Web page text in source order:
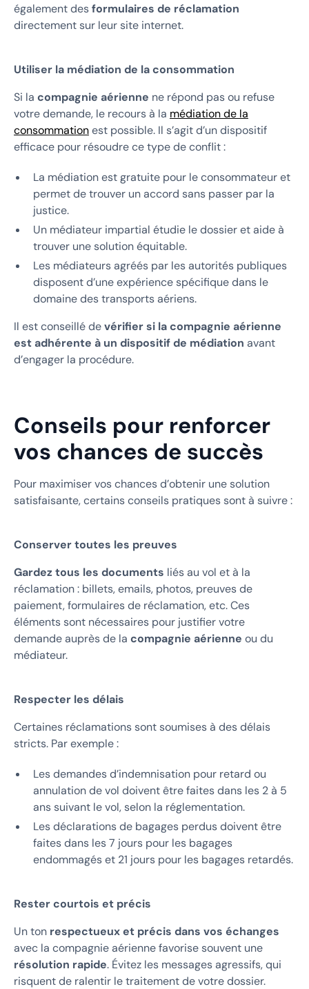
également desformulaires de réclamation
directement sur leur site internet.
Utiliser la médiation de la consommation
Si la compagnie aérienne ne répond pas ou refuse
votre demande, le recours à la médiation de la
consommationest possible. Il s’agit d’un dispositif
efficace pour résoudre ce type de conflit :
La médiation est gratuite pour le consommateur et
permet de trouver un accord sans passer par la
justice.
Un médiateur impartial étudie le dossier et aide à
trouver une solution équitable.
Les médiateurs agréés par les autorités publiques
disposent d’une expérience spécifique dans le
domaine des transports aériens.
Il est conseillé devérifier si la compagnie aérienne
est adhérente à un dispositif de médiation avant
d’engager la procédure.
Conseils pour renforcer
vos chances de succès
Pour maximiser vos chances d’obtenir une solution
satisfaisante, certains conseils pratiques sont à suivre :
Conserver toutes les preuves
Gardez tous les documents liés au vol et à la
réclamation : billets, emails, photos, preuves de
paiement, formulaires de réclamation, etc. Ces
éléments sont nécessaires pour justifier votre
demande auprès de la compagnie aérienne ou du
médiateur.
Respecter les délais
Certaines réclamations sont soumises à des délais
stricts. Par exemple :
Les demandes d’indemnisation pour retard ou
annulation de vol doivent être faites dans les 2 à 5
ans suivant le vol, selon la réglementation.
Les déclarations de bagages perdus doivent être
faites dans les 7 jours pour les bagages
endommagés et 21 jours pour les bagages retardés.
Rester courtois et précis
Un ton respectueux et précis dans vos échanges
avec la compagnie aérienne favorise souvent une
résolution rapide. Évitez les messages agressifs, qui
risquent de ralentir le traitement de votre dossier.